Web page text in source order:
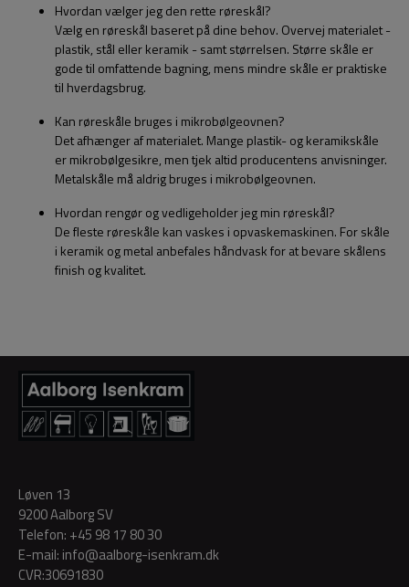
Hvordan vælger jeg den rette røreskål?
Vælg en røreskål baseret på dine behov. Overvej materialet -
plastik, stål eller keramik - samt størrelsen. Større skåle er
gode til omfattende bagning, mens mindre skåle er praktiske
til hverdagsbrug.
Kan røreskåle bruges i mikrobølgeovnen?
Det afhænger af materialet. Mange plastik- og keramikskåle
er mikrobølgesikre, men tjek altid producentens anvisninger.
Metalskåle må aldrig bruges i mikrobølgeovnen.
Hvordan rengør og vedligeholder jeg min røreskål?
De fleste røreskåle kan vaskes i opvaskemaskinen. For skåle
i keramik og metal anbefales håndvask for at bevare skålens
finish og kvalitet.
Løven 13
9200 Aalborg SV
Telefon: +45 98 17 80 30
E-mail: info@aalborg-isenkram.dk
CVR:30691830